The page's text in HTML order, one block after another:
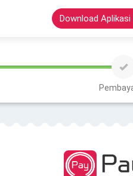
Download Aplikasi